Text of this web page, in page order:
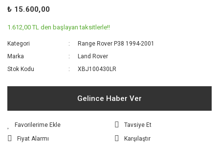
₺ 15.600,00
1.612,00 TL den başlayan taksitlerle!!
Kategori
Range Rover P38 1994-2001
Marka
Land Rover
Stok Kodu
XBJ100430LR
Gelince Haber Ver
Tavsiye Et
Fiyat Alarmı
Karşılaştır